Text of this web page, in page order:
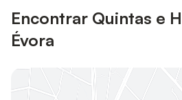
Encontrar Quintas e
Évora